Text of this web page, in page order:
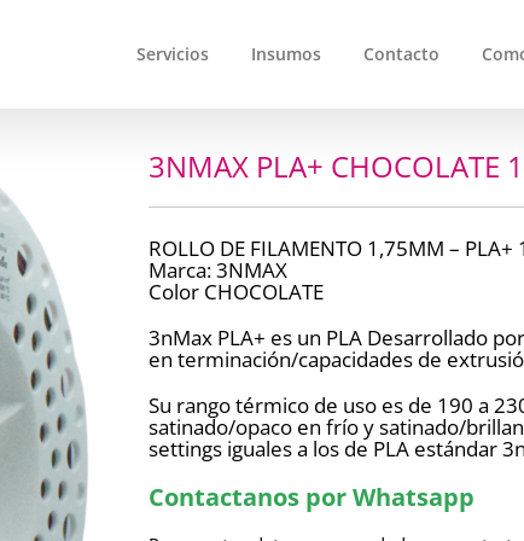
Servicios Insumos Contacto
3NMAX PLA+ CHOCOLATE
ROLLO DE FILAMENTO 1,75MM – PLA+
Marca: 3NMAX
Color CHOCOLATE
3nMax PLA+ es un PLA Desarrollado
en terminación/capacidades de
Su rango térmico de uso es de 190 a
satinado/opaco en frío y satinado/
settings iguales a los de PLA estándar
Contactanos por Whatsapp